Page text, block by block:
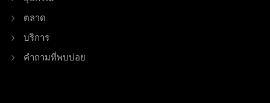
ตลาด
บริการ
คำถามที่พบบ่อย